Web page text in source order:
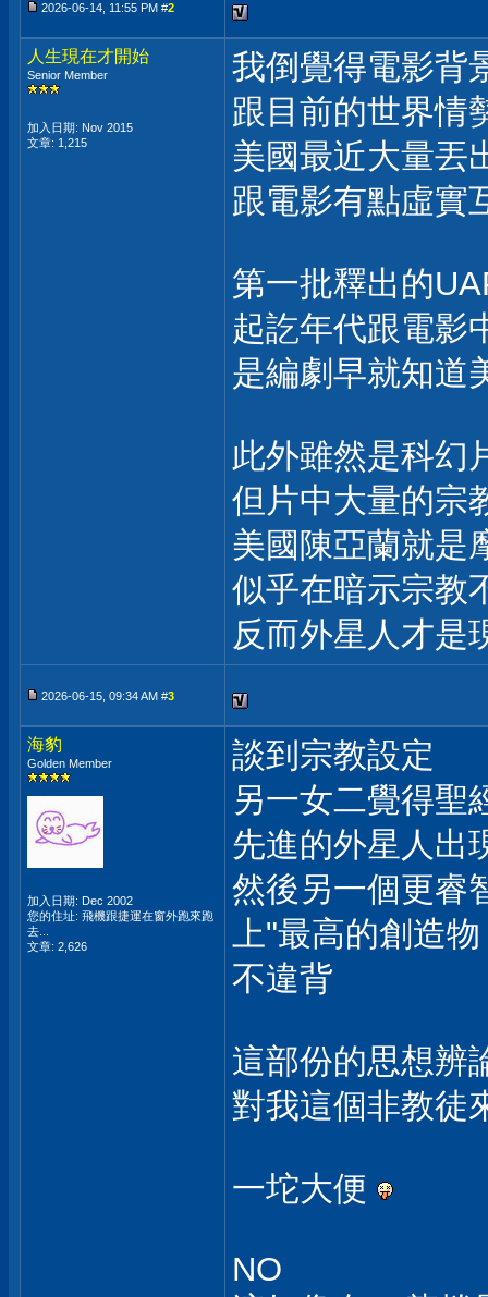
2026-06-14, 11:55 PM #2
人生現在才開始
Senior Member
加入日期: Nov 2015
文章: 1,215
我倒覺得電影背
跟目前的世界情
美國最近大量丟
跟電影有點虛實
第一批釋出的
起訖年代跟電影
是編劇早就知道
此外雖然是科幻
但片中大量的宗
美國陳亞蘭就是
似乎在暗示宗教
反而外星人才是
2026-06-15, 09:34 AM #3
海豹
Golden Member
加入日期: Dec 2002
您的住址: 飛機跟捷運在窗外跑來跑
去...
文章: 2,626
談到宗教設定
另一女二覺得聖
先進的外星人出
然後另一個更睿
上"最高的創造物
不違背
這部份的思想辨
對我這個非教徒
一坨大便
NO